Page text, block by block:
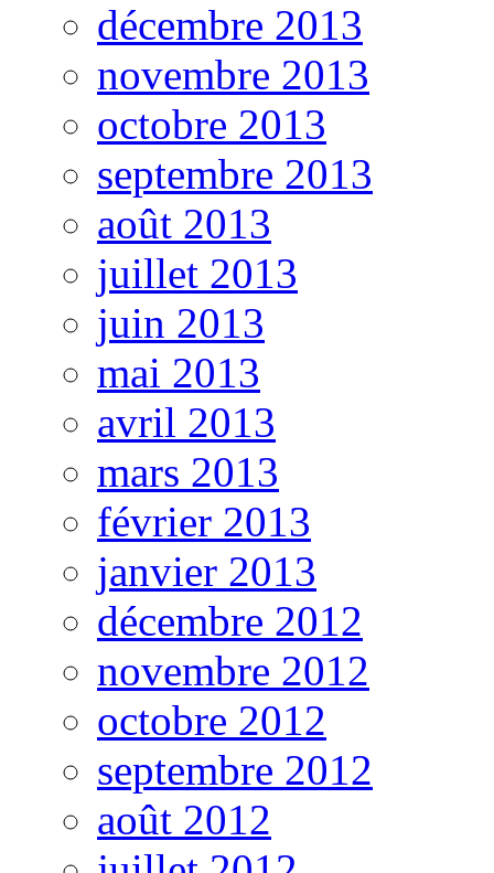
décembre 2013
novembre 2013
octobre 2013
septembre 2013
août 2013
juillet 2013
juin 2013
mai 2013
avril 2013
mars 2013
février 2013
janvier 2013
décembre 2012
novembre 2012
octobre 2012
septembre 2012
août 2012